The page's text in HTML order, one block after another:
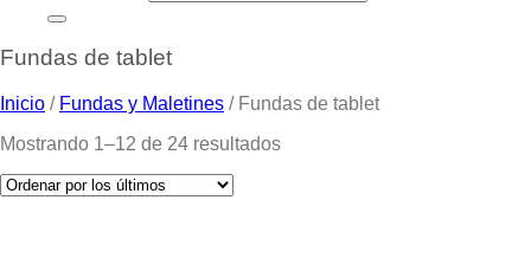
Fundas de tablet
Inicio / Fundas y Maletines /Fundas de tablet
Mostrando 1–12 de 24 resultados